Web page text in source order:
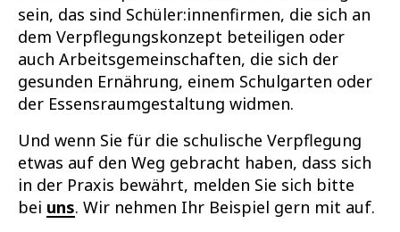
sein, das sind Schüler:innenfirmen, die sich an
dem Verpflegungskonzept beteiligen oder
auch Arbeitsgemeinschaften, die sich der
gesunden Ernährung, einem Schulgarten oder
der Essensraumgestaltung widmen.
Und wenn Sie für die schulische Verpflegung
etwas auf den Weg gebracht haben, dass sich
in der Praxis bewährt, melden Sie sich bitte
bei uns. Wir nehmen Ihr Beispiel gern mit auf.